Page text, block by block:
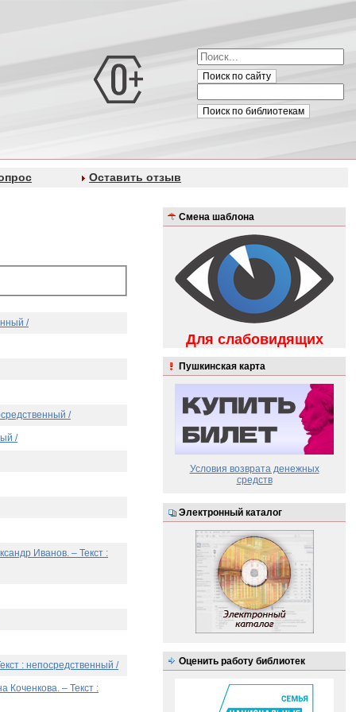
Поиск по сайту
Поиск по библиотекам
Оставить отзыв
/
/
/
Иванов. – Текст :
: непосредственный /
Коченкова. – Текст :
Смена шаблона
Для слабовидящих
Пушкинская карта
Условия возврата денежных
средств
Электронный каталог
Оценить работу библиотек